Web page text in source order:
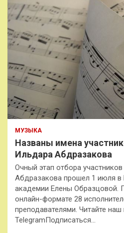
МУЗЫКА
Названы имена
Ильдара Абдразакова
Очный этап отбора
Абдразакова прошел 1 июля
академии Елены Образцовой.
онлайн-формате 28
преподавателями. Читайте наш
TelegramПодписаться…